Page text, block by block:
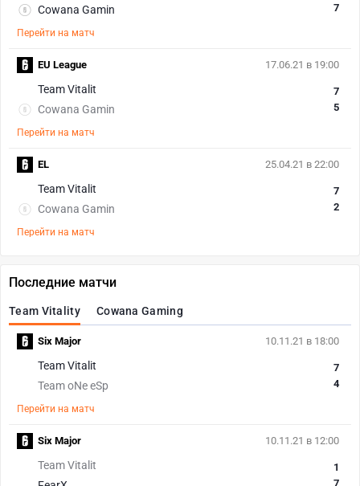
Cowana Gamin
7
Перейти на матч
17.06.21 в 19:00
Team Vitalit
Cowana Gamin
7
5
Перейти на матч
EU League
25.04.21 в 22:00
Team Vitalit
Cowana Gamin
7
2
Перейти на матч
EL
Последние матчи
Team Vitality Cowana Gaming
10.11.21 в 18:00
Team Vitalit
Team oNe eSp
7
4
Перейти на матч
Six Major
10.11.21 в 12:00
Team Vitalit
1
7
Six Major